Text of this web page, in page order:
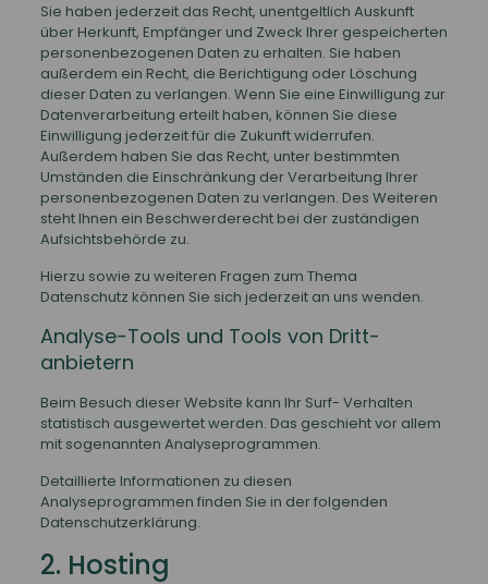
Sie haben jederzeit das Recht, unentgeltlich Auskunft
über Herkunft, Empfänger und Zweck Ihrer gespeicherten
personenbezogenen Daten zu erhalten. Sie haben
außerdem ein Recht, die Berichtigung oder Löschung
dieser Daten zu verlangen. Wenn Sie eine Einwilligung zur
Datenverarbeitung erteilt haben, können Sie diese
Einwilligung jederzeit für die Zukunft widerrufen.
Außerdem haben Sie das Recht, unter bestimmten
Umständen die Einschränkung der Verarbeitung Ihrer
personenbezogenen Daten zu verlangen. Des Weiteren
steht Ihnen ein Beschwerderecht bei der zuständigen
Aufsichtsbehörde zu.
Hierzu sowie zu weiteren Fragen zum Thema
Datenschutz können Sie sich jederzeit an uns wenden.
Analyse-Tools und Tools von Dritt­
anbietern
Beim Besuch dieser Website kann Ihr Surf- Verhalten
statistisch ausgewertet werden. Das geschieht vor allem
mit sogenannten Analyseprogrammen.
Detaillierte Informationen zu diesen
Analyseprogrammen finden Sie in der folgenden
Datenschutzerklärung.
2. Hosting